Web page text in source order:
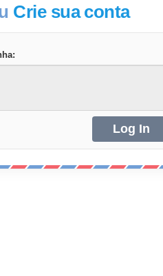
Crie sua conta